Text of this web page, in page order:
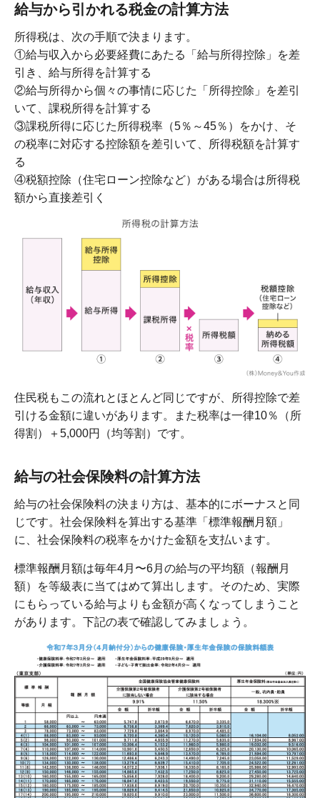
給与から引かれる税金の計算方法
所得税は、次の手順で決まります。
①給与収入から必要経費にあたる「給与所得控除」を差
引き、給与所得を計算する
②給与所得から個々の事情に応じた「所得控除」を差引
いて、課税所得を計算する
③課税所得に応じた所得税率（5％～45％）をかけ、そ
の税率に対応する控除額を差引いて、所得税額を計算す
る
④税額控除（住宅ローン控除など）がある場合は所得税
額から直接差引く
住民税もこの流れとほとんど同じですが、所得控除で差
引ける金額に違いがあります。また税率は一律10％（所
得割）＋5,000円（均等割）です。
給与の社会保険料の計算方法
給与の社会保険料の決まり方は、基本的にボーナスと同
じです。社会保険料を算出する基準「標準報酬月額」
に、社会保険料の税率をかけた金額を支払います。
標準報酬月額は毎年4月〜6月の給与の平均額（報酬月
額）を等級表に当てはめて算出します。そのため、実際
にもらっている給与よりも金額が高くなってしまうこと
があります。下記の表で確認してみましょう。